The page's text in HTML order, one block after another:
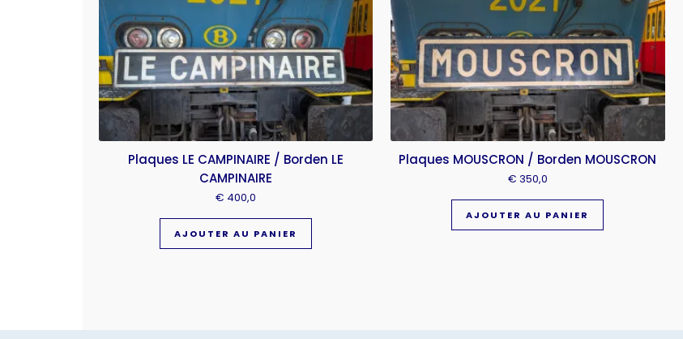
Plaques LE CAMPINAIRE / Borden LE
CAMPINAIRE
€ 400,0
AJOUTER AU PANIER
Plaques MOUSCRON / Borden MOUSCRON
€ 350,0
AJOUTER AU PANIER